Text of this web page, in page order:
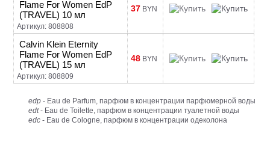
Flame For Women EdP
(TRAVEL) 10 мл
Артикул: 808808
37 BYN
Calvin Klein Eternity
Flame For Women EdP
(TRAVEL) 15 мл
Артикул: 808809
48 BYN
edp - Eau de Parfum, парфюм в концентрации парфюмерной воды
edt- Eau de Toilette, парфюм в концентрации туалетной воды
edc - Eau de Cologne, парфюм в концентрации одеколона